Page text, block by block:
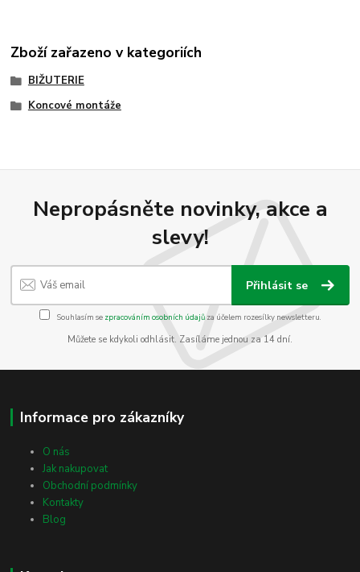
Zboží zařazeno v kategoriích
BIŽUTERIE
Koncové montáže
Nepropásněte novinky, akce a
slevy!
Přihlásit se
Souhlasím se zpracováním osobních údajůza účelem rozesílky newsletteru.
Můžete se kdykoli odhlásit. Zasíláme jednou za 14 dní.
Informace pro zákazníky
O nás
Jak nakupovat
Obchodní podmínky
Kontakty
Blog